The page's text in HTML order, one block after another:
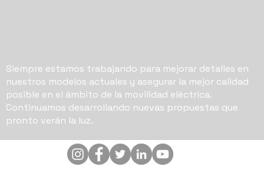
Siempre estamos trabajando para mejorar detalles en
nuestros modelos actuales y asegurar la mejor calidad
posible en el ámbito de la movilidad eléctrica.
Continuamos desarrollando nuevas propuestas que
pronto verán la luz.